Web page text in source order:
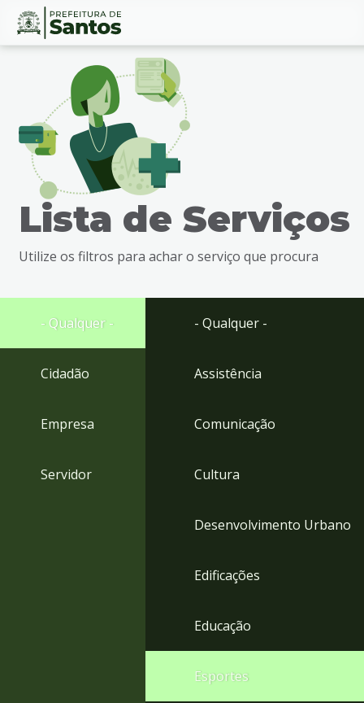
Ir
busca
Ir
rodapé
Conteúdo
Lista de Serviços
Utilize os filtros para achar o serviço que procura
- Qualquer -
Cidadão
Empresa
Servidor
- Qualquer -
Assistência
Comunicação
Cultura
Desenvolvimento Urbano
Edificações
Educação
Esportes